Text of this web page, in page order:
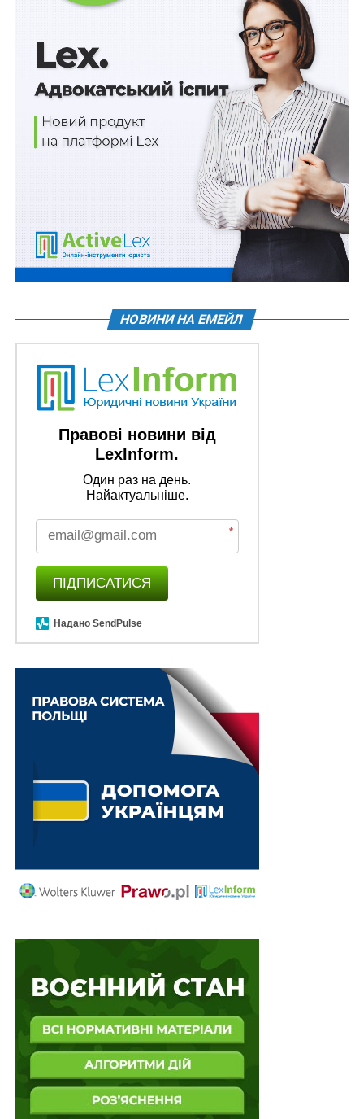
військовослужбовців, які організували схему
незаконного переправлення…
АВТОМОБІЛЬ
КОРДОН
МВС УКРАЇНИ
НАСТУПНА
Компенсувати різницю в тарифах на тепло
закликають громади
6 млрд крон від Швеції на відбудову
інфраструктури України, зелений розвиток та
підприємництво
НОВИНИ НА ЕМЕЙЛ
Правові новини від
LexInform.
Один раз на день.
Найактуальніше.
*
ПІДПИСАТИСЯ
Надано SendPulse